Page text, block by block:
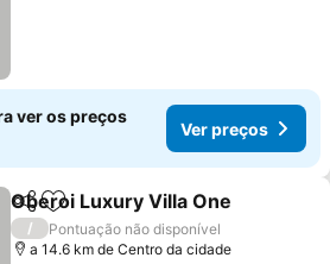
ver os preços
Ver preços
PartilharAdicionar aos favoritos
Oberoi Luxury Villa One
/
Pontuação não disponível
a 14.6 km de Centro da cidade